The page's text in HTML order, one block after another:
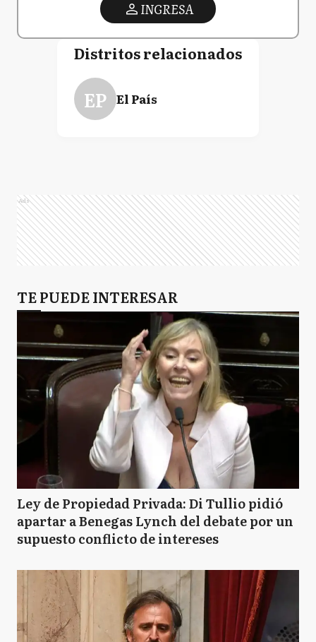
INGRESA
Distritos relacionados
EP El País
Ads
TE PUEDE INTERESAR
Ley de Propiedad Privada: Di Tullio pidió
apartar a Benegas Lynch del debate por un
supuesto conflicto de intereses